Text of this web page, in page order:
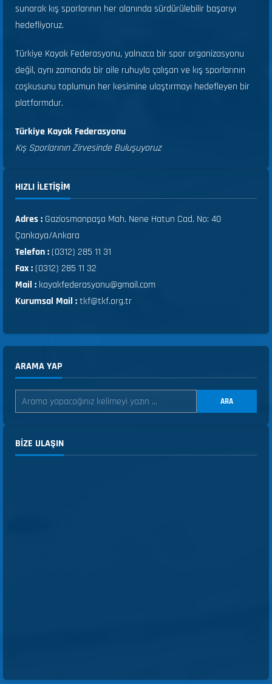
sunarak kış sporlarının her alanında sürdürülebilir başarıyı
hedefliyoruz.
Türkiye Kayak Federasyonu, yalnızca bir spor organizasyonu
değil, aynı zamanda bir aile ruhuyla çalışan ve kış sporlarının
coşkusunu toplumun her kesimine ulaştırmayı hedefleyen bir
platformdur.
Türkiye Kayak Federasyonu
Kış Sporlarının Zirvesinde Buluşuyoruz
HIZLI ILETIŞIM
Adres : Gaziosmanpaşa Mah. Nene Hatun Cad. No: 40
Çankaya/Ankara
Telefon :(0312) 285 11 31
Fax :(0312) 285 11 32
Mail : kayakfederasyonu@gmail.com
Kurumsal Mail :tkf@tkf.org.tr
ARAMA YAP
ARA
BIZE ULAŞIN